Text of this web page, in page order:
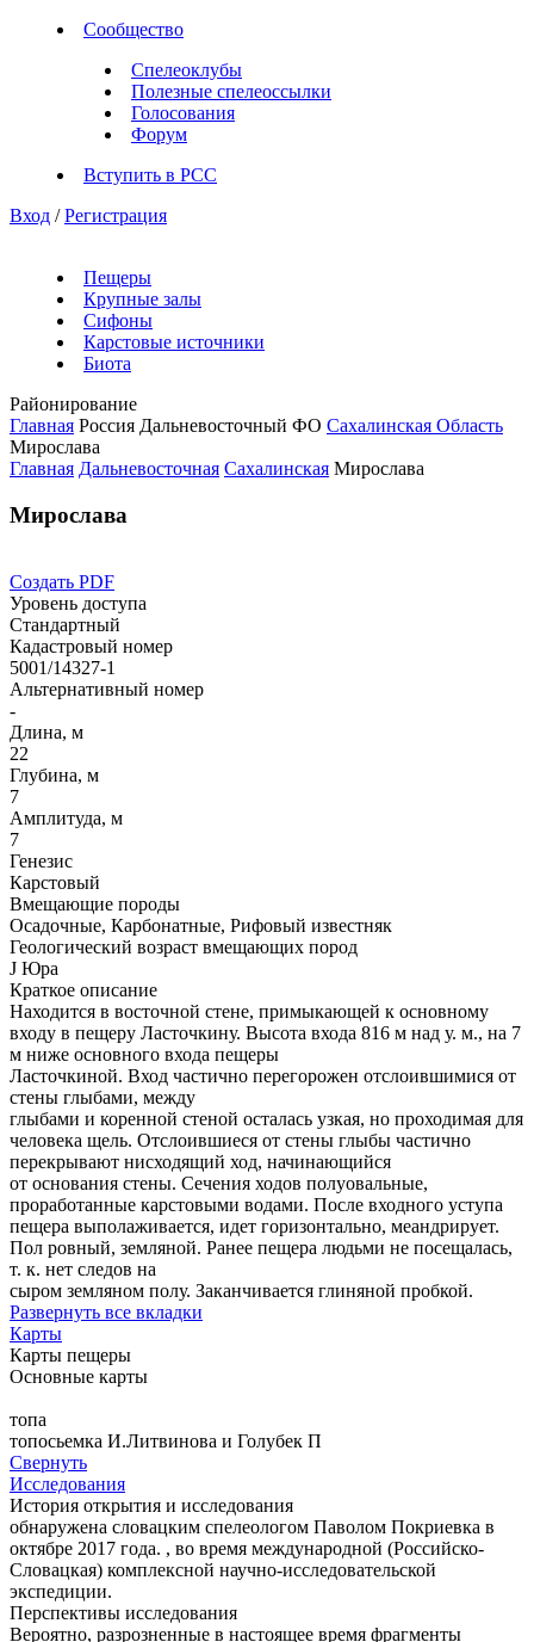
Сообщество
Спелеоклубы
Полезные спелеоссылки
Голосования
Форум
Вступить в РСС
Вход / Регистрация
Пещеры
Крупные залы
Сифоны
Карстовые источники
Биота
Районирование
Главная Россия Дальневосточный ФО Сахалинская Область
Мирослава
Главная Дальневосточная Сахалинская Мирослава
Мирослава
Создать PDF
Уровень доступа
Стандартный
Кадастровый номер
5001/14327-1
Альтернативный номер
-
Длина, м
22
Глубина, м
7
Амплитуда, м
7
Генезис
Карстовый
Вмещающие породы
Осадочные, Карбонатные, Рифовый известняк
Геологический возраст вмещающих пород
J Юра
Краткое описание
Находится в восточной стене, примыкающей к основному
входу в пещеру Ласточкину. Высота входа 816 м над у. м., на 7
м ниже основного входа пещеры
Ласточкиной. Вход частично перегорожен отслоившимися от
стены глыбами, между
глыбами и коренной стеной осталась узкая, но проходимая для
человека щель. Отслоившиеся от стены глыбы частично
перекрывают нисходящий ход, начинающийся
от основания стены. Сечения ходов полуовальные,
проработанные карстовыми водами. После входного уступа
пещера выполаживается, идет горизонтально, меандрирует.
Пол ровный, земляной. Ранее пещера людьми не посещалась,
т. к. нет следов на
сыром земляном полу. Заканчивается глиняной пробкой.
Развернуть все вкладки
Карты
Карты пещеры
Основные карты
топа
топосьемка И.Литвинова и Голубек П
Свернуть
Исследования
История открытия и исследования
обнаружена словацким спелеологом Паволом Покриевка в
октябре 2017 года. , во время международной (Российско-
Словацкая) комплексной научно-исследовательской
экспедиции.
Перспективы исследования
Вероятно, разрозненные в настоящее время фрагменты